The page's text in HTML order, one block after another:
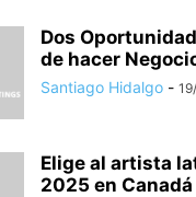
Dos
de hacer
Santiago Hidalgo -
Elige al artista
2025 en Canadá